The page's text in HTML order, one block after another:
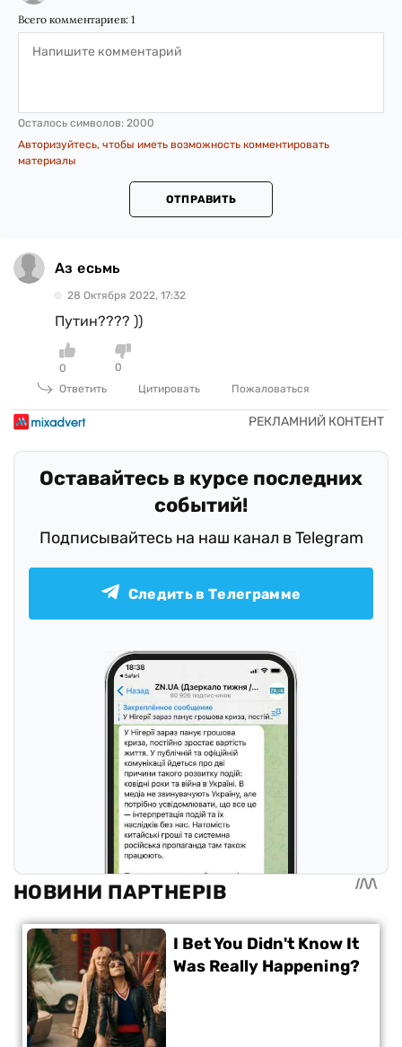
Всего комментариев: 1
Осталось символов: 2000
Авторизуйтесь, чтобы иметь возможность комментировать
материалы
ОТПРАВИТЬ
Аз есьмь
28 Октября 2022, 17:32
Путин???? ))
0
0
Ответить
Цитировать Пожаловаться
Оставайтесь в курсе последних
событий!
Подписывайтесь на наш канал в Telegram
Следить в Телеграмме